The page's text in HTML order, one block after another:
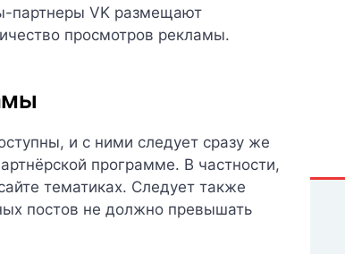
партнеры VK размещают
просмотров рекламы.
и с ними следует сразу же
программе. В частности,
тематиках. Следует также
постов не должно превышать